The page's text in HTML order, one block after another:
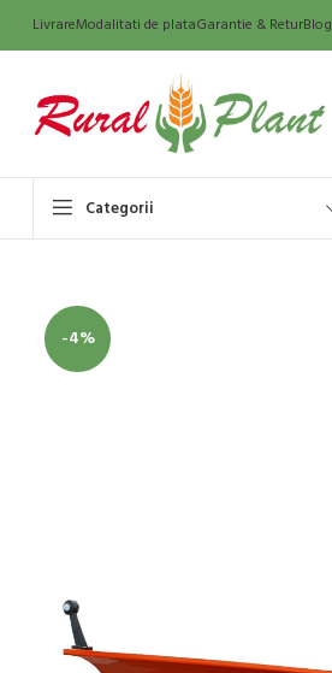
LivrareModalitati de plataGarantie & ReturBlog
Categorii
-4%